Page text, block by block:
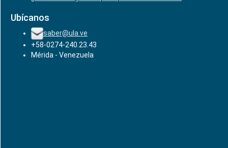
Ubícanos
saber@ula.ve
+58-0274-240.23.43
Mérida - Venezuela